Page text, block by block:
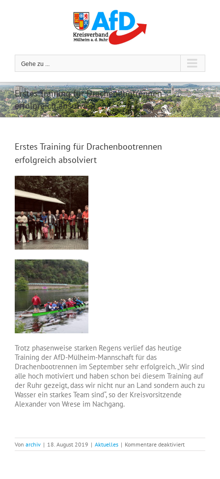
Gehe zu ...
Erstes Training für Drachenbootrennen
erfolgreich absolviert
Erstes Training für Drachenbootrennen
erfolgreich absolviert
Trotz phasenweise starken Regens verlief das heutige
Training der AfD-Mülheim-Mannschaft für das
Drachenbootrennen im September sehr erfolgreich. „Wir sind
alle hoch motiviert und haben schon bei diesem Training auf
der Ruhr gezeigt, dass wir nicht nur an Land sondern auch zu
Wasser ein starkes Team sind“, so der Kreisvorsitzende
Alexander von Wrese im Nachgang.
Von archiv | 18. August 2019 | Aktuelles | Kommentare deaktiviertfür
Erstes